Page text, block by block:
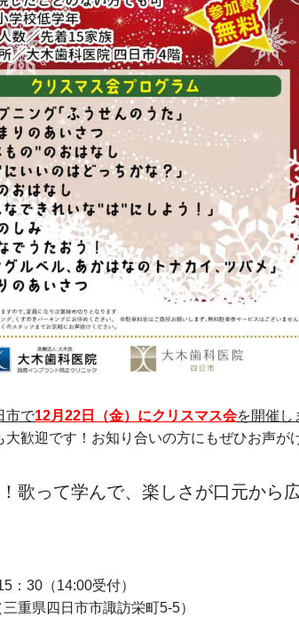
市で12月22日（金）にクリスマス会を開催し
歓迎です！お知り合いの方にもぜひお声が
歌って学んで、楽しさが口元から
：30（14:00受付）
重県四日市市諏訪栄町5-5）